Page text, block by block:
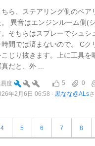
ちら、ステアリング側のベア
。 異音はエンジンルーム側(
。そちらはスプレーでシュシ
時間では済まないので。 Cク
こじり抜きます。上に工具を
真だと、外 ...
度 5 0
年2月6日 06:58
黒なな@ALs
4 5 6 7 8